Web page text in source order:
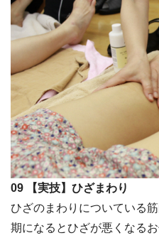
09 【実技】ひざまわり
ひざのまわりについている
期になるとひざが悪くなる